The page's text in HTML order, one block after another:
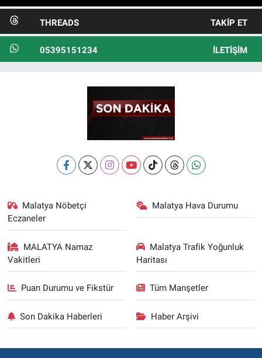
THREADS TAKIP ET
05395151234 İLETIŞIM
Malatya Nöbetçi
Eczaneler
Malatya Hava Durumu
MALATYA Namaz
Vakitleri
Malatya Trafik Yoğunluk
Haritası
Puan Durumu ve Fikstür Tüm Manşetler
Son Dakika Haberleri Haber Arşivi